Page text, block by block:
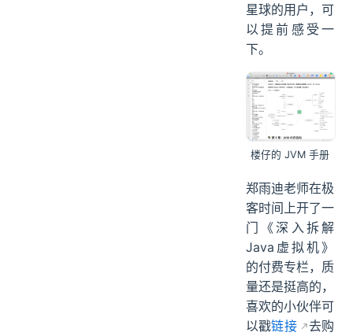
星球的用户，可
以提前感受一
下。
楼仔的 JVM 手册
郑雨迪老师在极
客时间上开了一
门《深入拆解
Java虚拟机》
的付费专栏，质
量还是挺高的，
喜欢的小伙伴可
以戳链接
去购